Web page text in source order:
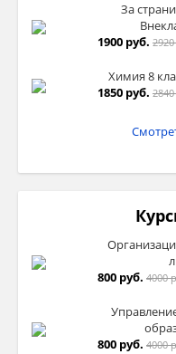
За
1900 руб.
Химия 8
1850 руб.
800 руб. 4000
800 руб. 4000